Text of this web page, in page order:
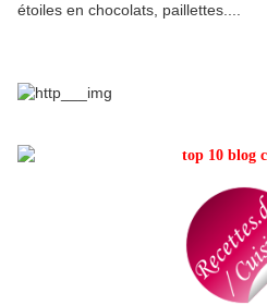
étoiles en chocolats, paillettes....